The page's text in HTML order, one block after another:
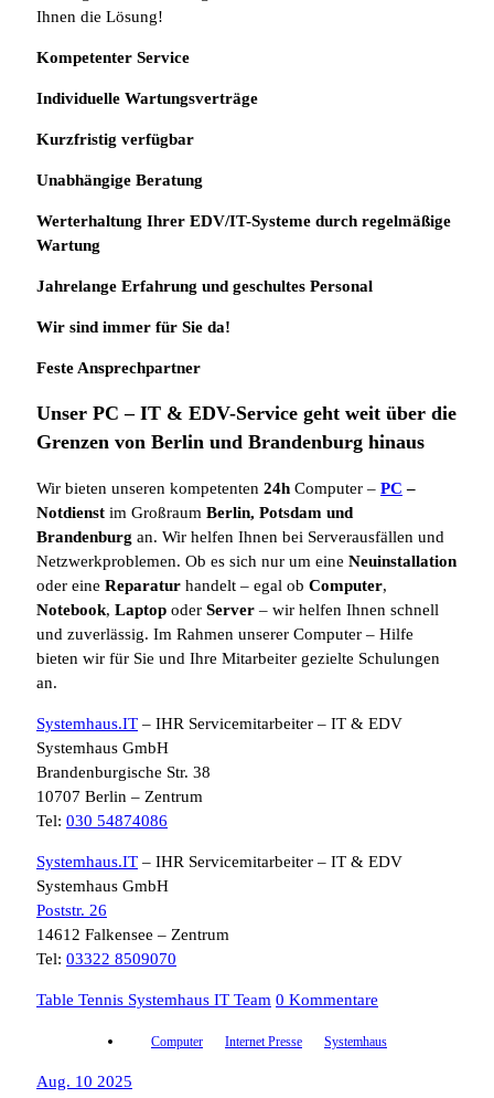
Ihnen die Lösung!
Kompetenter Service
Individuelle Wartungsverträge
Kurzfristig verfügbar
Unabhängige Beratung
Werterhaltung Ihrer EDV/IT-Systeme durch regelmäßige
Wartung
Jahrelange Erfahrung und geschultes Personal
Wir sind immer für Sie da!
Feste Ansprechpartner
Unser PC – IT & EDV-Service geht weit über die
Grenzen von Berlin und Brandenburg hinaus
Wir bieten unseren kompetenten 24h Computer – PC –
Notdienst im Großraum Berlin, Potsdam und
Brandenburg an. Wir helfen Ihnen bei Serverausfällen und
Netzwerkproblemen. Ob es sich nur um eine Neuinstallation
oder eine Reparatur handelt – egal ob Computer,
Notebook, Laptop oder Server – wir helfen Ihnen schnell
und zuverlässig. Im Rahmen unserer Computer – Hilfe
bieten wir für Sie und Ihre Mitarbeiter gezielte Schulungen
an.
Systemhaus.IT – IHR Servicemitarbeiter – IT & EDV
Systemhaus GmbH
Brandenburgische Str. 38
10707 Berlin – Zentrum
Tel: 030 54874086
Systemhaus.IT – IHR Servicemitarbeiter – IT & EDV
Systemhaus GmbH
Poststr. 26
14612 Falkensee – Zentrum
Tel: 03322 8509070
Table Tennis Systemhaus IT Team 0 Kommentare
Computer Internet Presse Systemhaus
Aug. 10 2025